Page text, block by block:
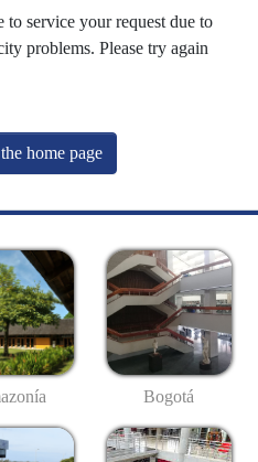
service your request due to
problems. Please try again
home page
Bogotá